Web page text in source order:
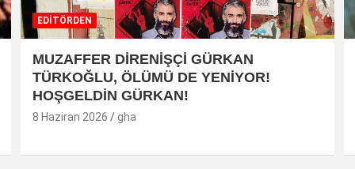
EDİTÖRDEN
MUZAFFER DİRENİŞÇİ GÜRKAN
TÜRKOĞLU, ÖLÜMÜ DE YENİYOR!
HOŞGELDİN GÜRKAN!
8 Haziran 2026 gha